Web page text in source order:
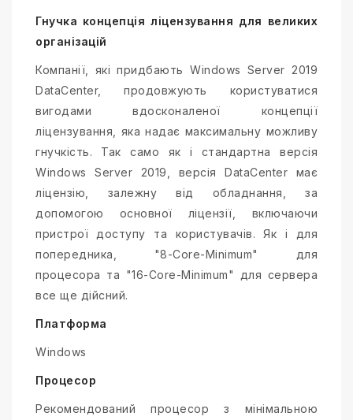
Гнучка концепція ліцензування для великих
організацій
Компанії, які придбають Windows Server 2019
DataCenter, продовжують користуватися
вигодами вдосконаленої концепції
ліцензування, яка надає максимальну можливу
гнучкість. Так само як і стандартна версія
Windows Server 2019, версія DataCenter має
ліцензію, залежну від обладнання, за
допомогою основної ліцензії, включаючи
пристрої доступу та користувачів. Як і для
попередника, "8-Core-Minimum" для
процесора та "16-Core-Minimum" для сервера
все ще дійсний.
Платформа
Windows
Процесор
Рекомендований процесор з мінімальною